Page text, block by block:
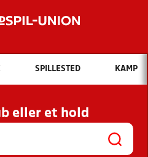
Hvad vil du søge efter?
INDHOLD OG NYHEDER
KLUBBER OG
SPILLESTED KAMP
eller et hold